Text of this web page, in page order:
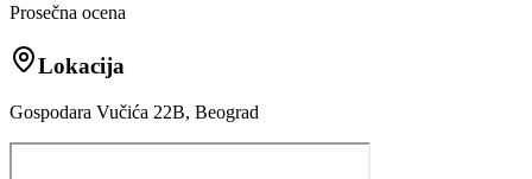
Prosečna ocena
Lokacija
Gospodara Vučića 22B, Beograd